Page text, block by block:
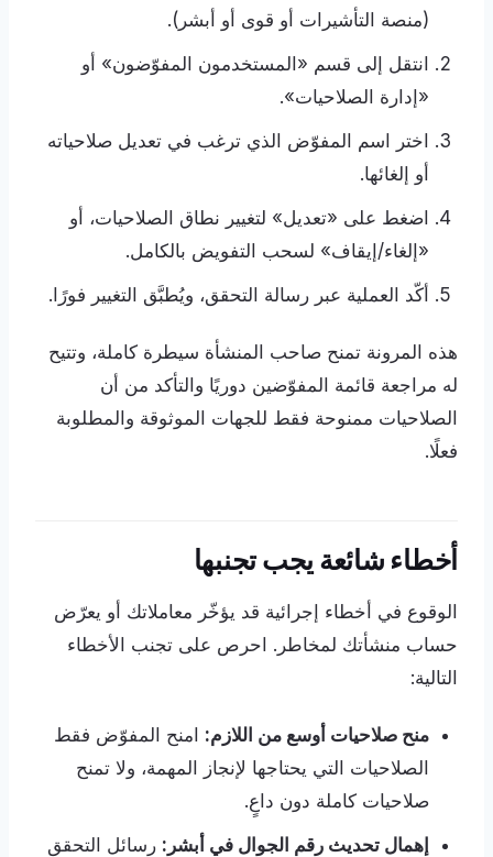
(منصة التأشيرات أو قوى أو أبشر).
انتقل إلى قسم «المستخدمون المفوّضون» أو
«إدارة الصلاحيات».
اختر اسم المفوّض الذي ترغب في تعديل صلاحياته
أو إلغائها.
اضغط على «تعديل» لتغيير نطاق الصلاحيات، أو
«إلغاء/إيقاف» لسحب التفويض بالكامل.
أكّد العملية عبر رسالة التحقق، ويُطبَّق التغيير فورًا.
هذه المرونة تمنح صاحب المنشأة سيطرة كاملة، وتتيح
له مراجعة قائمة المفوّضين دوريًا والتأكد من أن
الصلاحيات ممنوحة فقط للجهات الموثوقة والمطلوبة
فعلًا.
أخطاء شائعة يجب تجنبها
الوقوع في أخطاء إجرائية قد يؤخّر معاملاتك أو يعرّض
حساب منشأتك لمخاطر. احرص على تجنب الأخطاء
التالية:
منح صلاحيات أوسع من اللازم: امنح المفوّض فقط
الصلاحيات التي يحتاجها لإنجاز المهمة، ولا تمنح
صلاحيات كاملة دون داعٍ.
إهمال تحديث رقم الجوال في أبشر: رسائل التحقق